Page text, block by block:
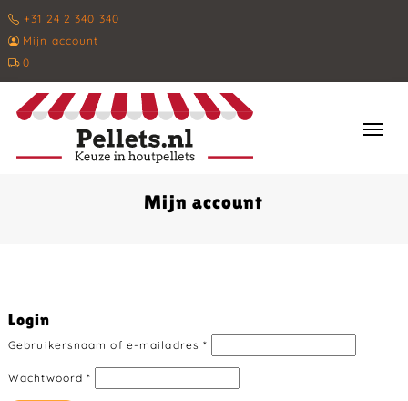
+31 24 2 340 340
Mijn account
0
Mijn account
Login
Gebruikersnaam of e-mailadres*
Wachtwoord*